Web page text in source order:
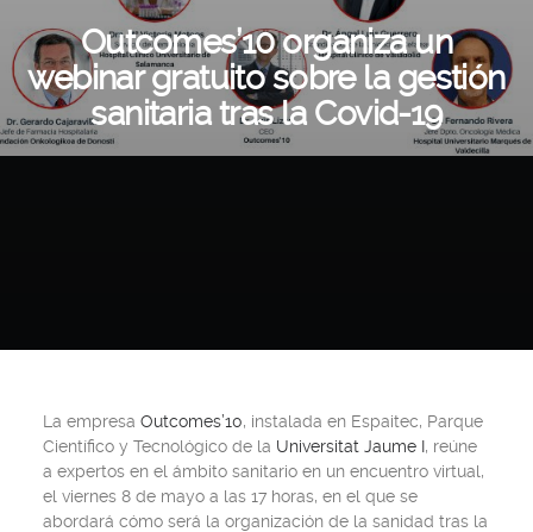
Outcomes’10 organiza un
webinar gratuito sobre la gestión
sanitaria tras la Covid-19
La empresa Outcomes’10, instalada en Espaitec, Parque
Científico y Tecnológico de la Universitat Jaume I, reúne
a expertos en el ámbito sanitario en un encuentro virtual,
el viernes 8 de mayo a las 17 horas, en el que se
abordará cómo será la organización de la sanidad tras la